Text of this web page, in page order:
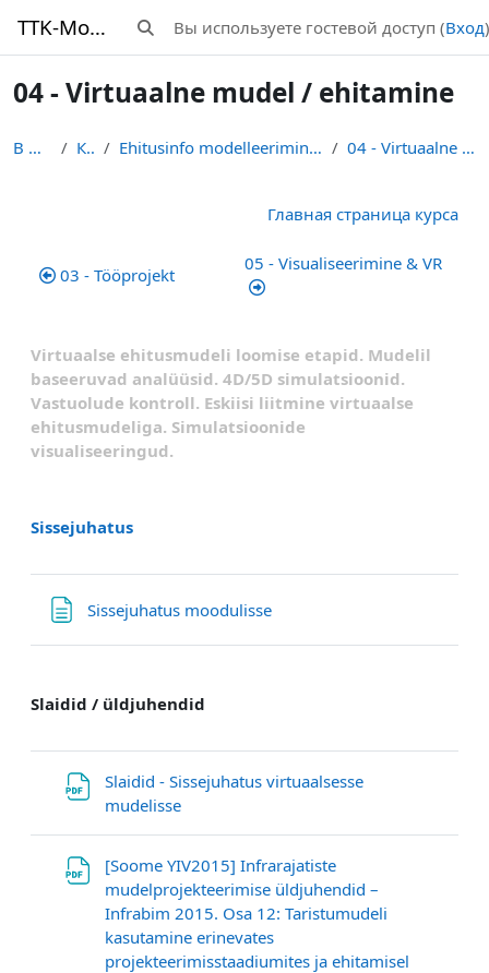
TTK-Moodle Изменить данные поисковой строки
Вы используете гостевой доступ (Вход)
04 - Virtuaalne mudel / ehitamine
В начало Курсы Ehitusinfo modelleerimine (BIM) (EHE011) - R. Puust 04 - Virtuaalne mudel / ehitamine
Главная страница курса
03 - Tööprojekt
05 - Visualiseerimine & VR
Virtuaalse ehitusmudeli loomise etapid. Mudelil
baseeruvad analüüsid. 4D/5D simulatsioonid.
Vastuolude kontroll. Eskiisi liitmine virtuaalse
ehitusmudeliga. Simulatsioonide
visualiseeringud.
Sissejuhatus
Sissejuhatus moodulisseСтраница
Slaidid / üldjuhendid
Slaidid - Sissejuhatus virtuaalsesse
mudelisse
[Soome YIV2015] Infrarajatiste
mudelprojekteerimise üldjuhendid –
Infrabim 2015. Osa 12: Taristumudeli
kasutamine erinevates
projekteerimisstaadiumites ja ehitamisel